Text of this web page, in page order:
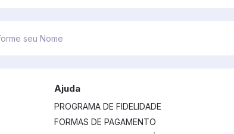
Ajuda
PROGRAMA DE FIDELIDADE
FORMAS DE PAGAMENTO